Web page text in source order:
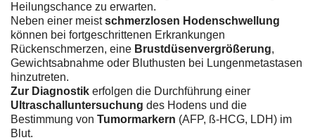
Heilungschance zu erwarten.
Neben einer meistschmerzlosen Hodenschwellung
können bei fortgeschrittenen Erkrankungen
Rückenschmerzen, eine Brustdüsenvergrößerung,
Gewichtsabnahme oder Bluthusten bei Lungenmetastasen
hinzutreten.
Zur Diagnostik erfolgen die Durchführung einer
Ultraschalluntersuchung des Hodens und die
Bestimmung von Tumormarkern (AFP, ß-HCG, LDH) im
Blut.